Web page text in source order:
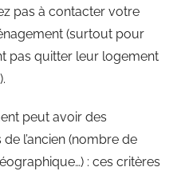
pas à contacter votre
(surtout pour
pas quitter leur logement
peut avoir des
l’ancien (nombre de
: ces critères